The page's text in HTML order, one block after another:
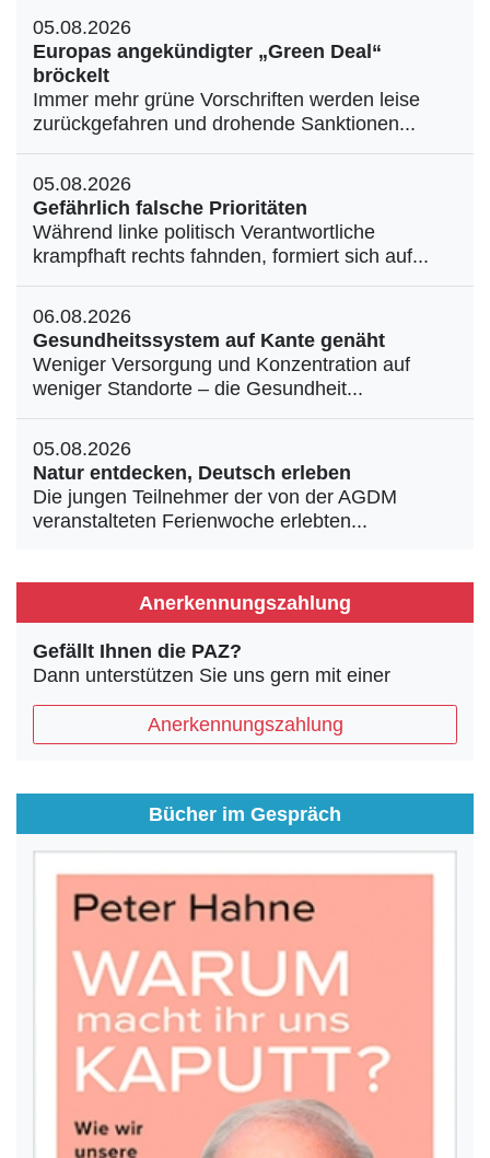
05.08.2026
Europas angekündigter „Green Deal“
bröckelt
Immer mehr grüne Vorschriften werden leise
zurückgefahren und drohende Sanktionen...
05.08.2026
Gefährlich falsche Prioritäten
Während linke politisch Verantwortliche
krampfhaft rechts fahnden, formiert sich auf...
06.08.2026
Gesundheitssystem auf Kante genäht
Weniger Versorgung und Konzentration auf
weniger Standorte – die Gesundheit...
05.08.2026
Natur entdecken, Deutsch erleben
Die jungen Teilnehmer der von der AGDM
veranstalteten Ferienwoche erlebten...
Anerkennungszahlung
Gefällt Ihnen die PAZ?
Dann unterstützen Sie uns gern mit einer
Anerkennungszahlung
Bücher im Gespräch